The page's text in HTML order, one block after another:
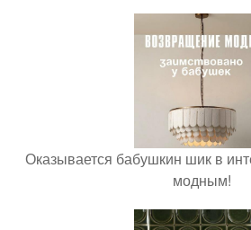
Оказывается бабушкин шик в
модным!